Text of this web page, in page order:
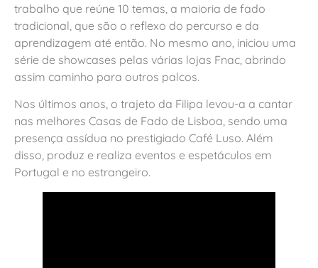
trabalho que reúne 10 temas, a maioria de fado
tradicional, que são o reflexo do percurso e da
aprendizagem até então. No mesmo ano, iniciou uma
série de showcases pelas várias lojas Fnac, abrindo
assim caminho para outros palcos.
Nos últimos anos, o trajeto da Filipa levou-a a cantar
nas melhores Casas de Fado de Lisboa, sendo uma
presença assídua no prestigiado Café Luso. Além
disso, produz e realiza eventos e espetáculos em
Portugal e no estrangeiro.